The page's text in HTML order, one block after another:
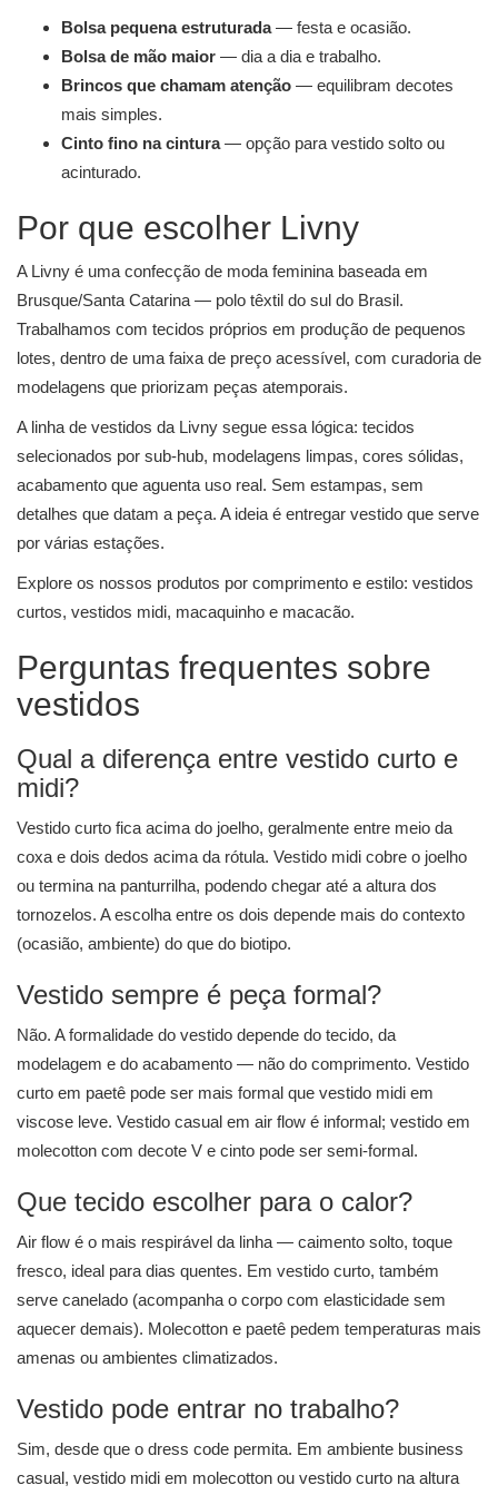
Bolsa pequena estruturada— festa e ocasião.
Bolsa de mão maior — dia a dia e trabalho.
Brincos que chamam atenção — equilibram decotes
mais simples.
Cinto fino na cintura— opção para vestido solto ou
acinturado.
Por que escolher Livny
A Livny é uma confecção de moda feminina baseada em
Brusque/Santa Catarina — polo têxtil do sul do Brasil.
Trabalhamos com tecidos próprios em produção de pequenos
lotes, dentro de uma faixa de preço acessível, com curadoria de
modelagens que priorizam peças atemporais.
A linha de vestidos da Livny segue essa lógica: tecidos
selecionados por sub-hub, modelagens limpas, cores sólidas,
acabamento que aguenta uso real. Sem estampas, sem
detalhes que datam a peça. A ideia é entregar vestido que serve
por várias estações.
Explore os nossos produtos por comprimento e estilo: vestidos
curtos, vestidos midi, macaquinho e macacão.
Perguntas frequentes sobre
vestidos
Qual a diferença entre vestido curto e
midi?
Vestido curto fica acima do joelho, geralmente entre meio da
coxa e dois dedos acima da rótula. Vestido midi cobre o joelho
ou termina na panturrilha, podendo chegar até a altura dos
tornozelos. A escolha entre os dois depende mais do contexto
(ocasião, ambiente) do que do biotipo.
Vestido sempre é peça formal?
Não. A formalidade do vestido depende do tecido, da
modelagem e do acabamento — não do comprimento. Vestido
curto em paetê pode ser mais formal que vestido midi em
viscose leve. Vestido casual em air flow é informal; vestido em
molecotton com decote V e cinto pode ser semi-formal.
Que tecido escolher para o calor?
Air flow é o mais respirável da linha — caimento solto, toque
fresco, ideal para dias quentes. Em vestido curto, também
serve canelado (acompanha o corpo com elasticidade sem
aquecer demais). Molecotton e paetê pedem temperaturas mais
amenas ou ambientes climatizados.
Vestido pode entrar no trabalho?
Sim, desde que o dress code permita. Em ambiente business
casual, vestido midi em molecotton ou vestido curto na altura